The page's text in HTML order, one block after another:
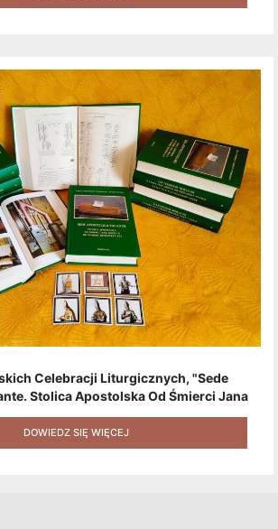
Celebracji Liturgicznych, "Sede
Stolica Apostolska Od Śmierci Jana
Benedykta XVI" [2020] + Zestaw 6
Niespodzianka + Kod Rabatowy Na
Kolejne Zakupy
DOWIEDZ SIĘ WIĘCEJ